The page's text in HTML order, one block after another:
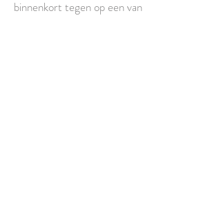
binnenkort tegen op een van